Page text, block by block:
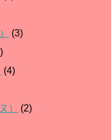
(3)
(4)
）
(2)